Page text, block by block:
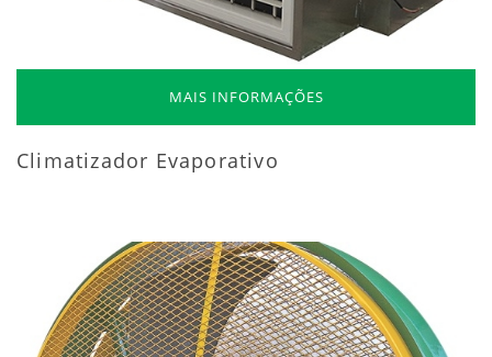
MAIS INFORMAÇÕES
Climatizador Evaporativo